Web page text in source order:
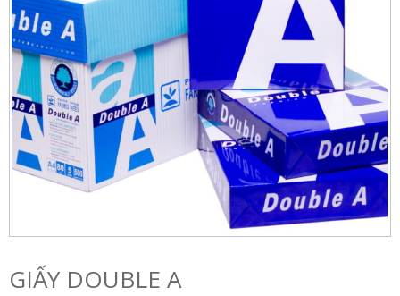
GIẤY DOUBLE A